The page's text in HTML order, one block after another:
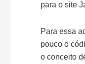
para o site
Para essa
pouco o
o conceito